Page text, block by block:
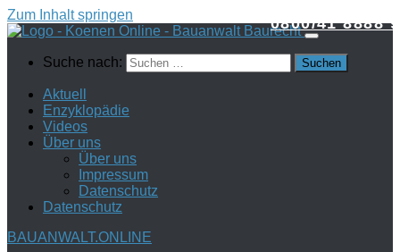
Zum Inhalt springen
Suche nach:
Aktuell
Enzyklopädie
Videos
Über uns
Über uns
Impressum
Datenschutz
Datenschutz
BAUANWALT.ONLINE
0800/41 8888 9